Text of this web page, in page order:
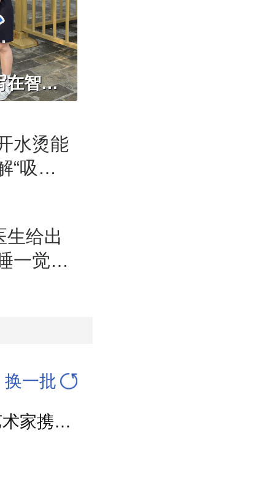
和“滥竽充数”的竽是同类，中国人的音乐观写在智化寺京音乐的乐器里
水烫能
“吸管
生给出
一觉｜
换一批
内蒙古巴林草原上演艺术盛宴，京蒙两地艺术家携手为人民歌唱